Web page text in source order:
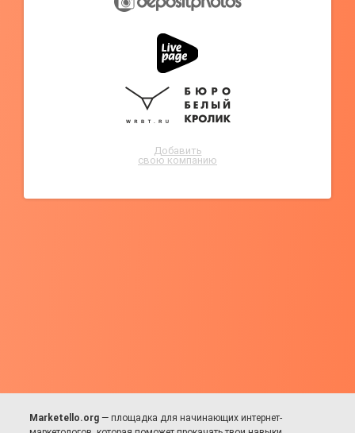
Добавить
свою компанию
Marketello.org — площадка для начинающих интернет-